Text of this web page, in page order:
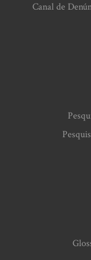
Canal de